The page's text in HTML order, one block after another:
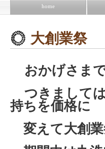
home
大創業祭
おかげさまで
つきまして
持ちを価格に
変えて大創